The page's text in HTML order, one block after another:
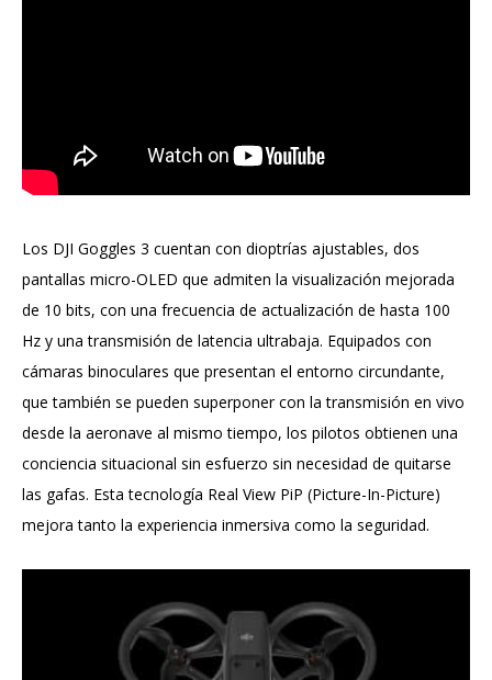
Los DJI Goggles 3 cuentan con dioptrías ajustables, dos
pantallas micro-OLED que admiten la visualización mejorada
de 10 bits, con una frecuencia de actualización de hasta 100
Hz y una transmisión de latencia ultrabaja. Equipados con
cámaras binoculares que presentan el entorno circundante,
que también se pueden superponer con la transmisión en vivo
desde la aeronave al mismo tiempo, los pilotos obtienen una
conciencia situacional sin esfuerzo sin necesidad de quitarse
las gafas. Esta tecnología Real View PiP (Picture-In-Picture)
mejora tanto la experiencia inmersiva como la seguridad.